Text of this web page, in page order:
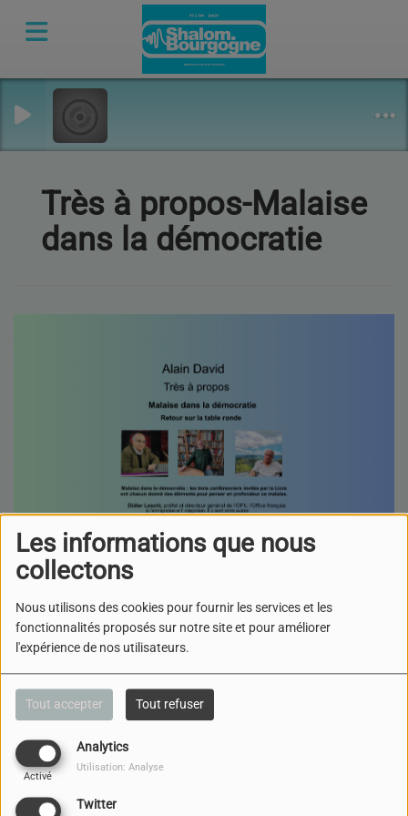
Les informations que nous
collectons
Nous utilisons des cookies pour fournir les services et les
fonctionnalités proposés sur notre site et pour améliorer
l'expérience de nos utilisateurs.
Tout accepter Tout refuser
Analytics
Activé
Utilisation: Analyse
Twitter
Très à propos-Malaise
dans la démocratie
18 DÉCEMBRE 2025
ÉCOUTER LE PODCAST
émission présentée par Alain David :
Dans cette émission, Alain David revient sur la table ronde